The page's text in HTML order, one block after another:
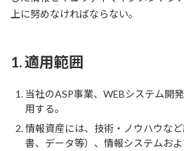
上に努めなければならない。
1. 適用範囲
当社のASP事業、WEBシステム開
用する。
情報資産には、技術・ノウハウな
書、データ等）、情報システムお